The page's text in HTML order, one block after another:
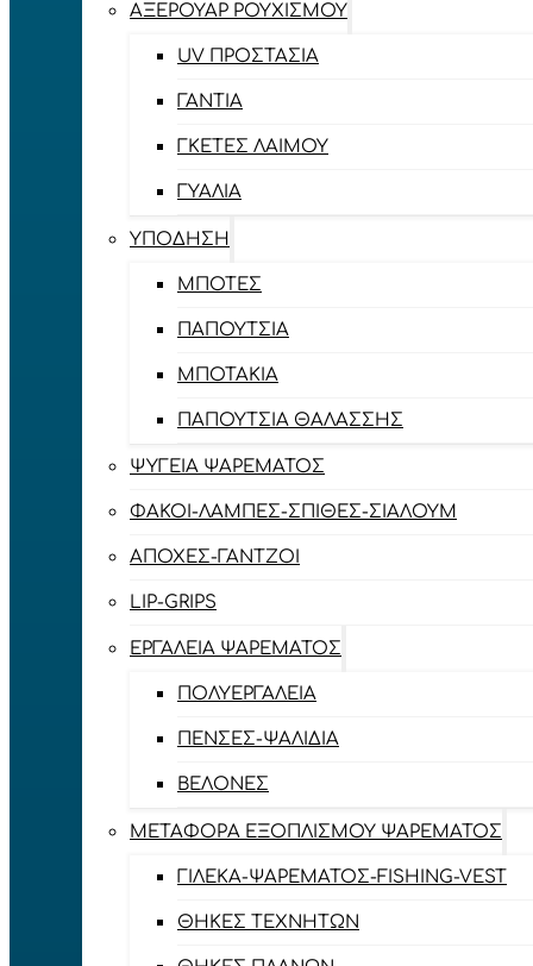
ΑΞΕΡΟΥΆΡ ΡΟΥΧΙΣΜΟΎ
UV ΠΡΟΣΤΑΣΊΑ
ΓΆΝΤΙΑ
ΓΚΈΤΕΣ ΛΑΊΜΟΥ
ΓΥΑΛΙΆ
ΥΠΌΔΗΣΗ
ΜΠΌΤΕΣ
ΠΑΠΟΎΤΣΙΑ
ΜΠΟΤΆΚΙΑ
ΠΑΠΟΎΤΣΙΑ ΘΑΛΆΣΣΗΣ
ΨΥΓΕΊΑ ΨΑΡΈΜΑΤΟΣ
ΦΑΚΟΊ-ΛΆΜΠΕΣ-ΣΠΊΘΕΣ-ΣΊΑΛΟΥΜ
ΑΠΌΧΕΣ-ΓΆΝΤΖΟΙ
LIP-GRIPS
EΡΓΑΛΕΊΑ ΨΑΡΈΜΑΤΟΣ
ΠΟΛΥΕΡΓΑΛΕΊΑ
ΠΈΝΣΕΣ-ΨΑΛΊΔΙΑ
ΒΕΛΌΝΕΣ
ΜΕΤΑΦΟΡΆ ΕΞΟΠΛΙΣΜΟΎ ΨΑΡΈΜΑΤΟΣ
ΓΙΛΈΚΑ-ΨΑΡΈΜΑΤΟΣ-FISHING-VEST
ΘΉΚΕΣ ΤΕΧΝΗΤΏΝ